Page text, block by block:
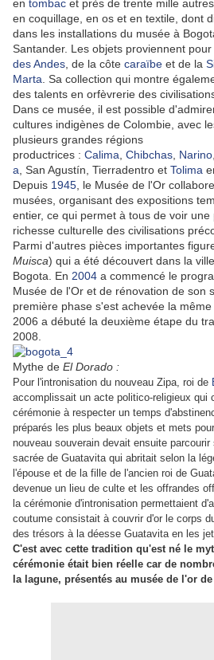
en tombac et près de trente mille
en coquillage, en os et en textile, dont
dans les installations du musée à
Santander. Les objets proviennent
des Andes , de la côte caraïbe et de la
Marta . Sa collection qui montre
des talents en orfèvrerie des
Dans ce musée, il est possible
cultures indigènes de Colombie, avec
plusieurs grandes régions
productrices : Calima Chibchas Narino
a , San Agustín, Tierradentro et Tolima
Depuis 1945 , le Musée de l'Or
musées, organisant des expositions
entier, ce qui permet à tous de voir
richesse culturelle des civilisations
Parmi d'autres pièces importantes
Muisca) qui a été découvert dans la
Bogota. En 2004 a commencé le
Musée de l'Or et de rénovation de son
première phase s'est achevée la
2006 a débuté la deuxième étape du
2008.
Mythe de El Dorado :
Pour l'intronisation du nouveau Zipa, roi de
accomplissait un acte politico-religieux qui
cérémonie à respecter un temps
préparés les plus beaux objets et mets
nouveau souverain devait ensuite
sacrée de Guatavita qui abritait selon la
l'épouse et de la fille de l'ancien roi de
devenue un lieu de culte et les offrandes
la cérémonie d'intronisation permettaient
coutume consistait à couvrir d'or le corps
des trésors à la déesse Guatavita en les
C'est avec cette tradition qu'est né le
cérémonie était bien réelle car de
la lagune, présentés au musée de l'or